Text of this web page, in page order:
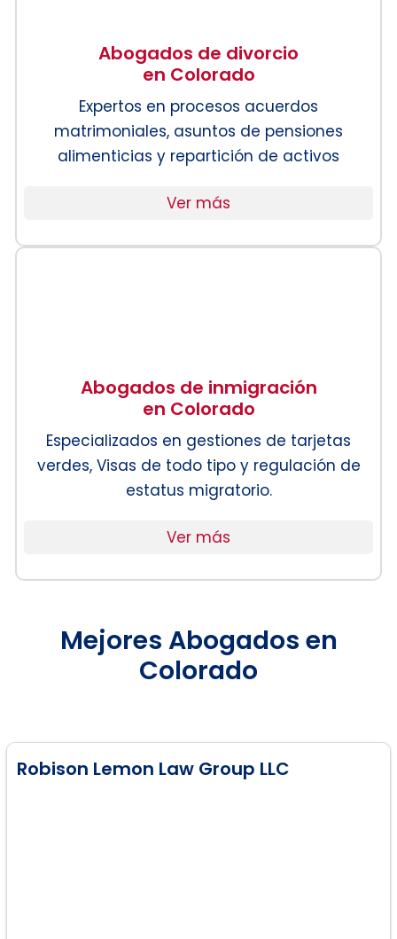
Abogados de divorcio
en Colorado
Expertos en procesos acuerdos
matrimoniales, asuntos de pensiones
alimenticias y repartición de activos
Ver más
Abogados de inmigración
en Colorado
Especializados en gestiones de tarjetas
verdes, Visas de todo tipo y regulación de
estatus migratorio.
Ver más
Mejores Abogados en
Colorado
Robison Lemon Law Group LLC